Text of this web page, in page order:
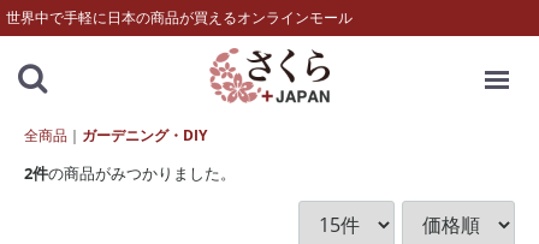
世界中で手軽に日本の商品が買えるオンラインモール
全商品 ガーデニング・DIY
2件の商品がみつかりました。